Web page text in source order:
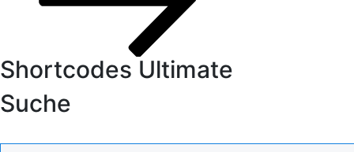
Shortcodes Ultimate
Suche
Suchen